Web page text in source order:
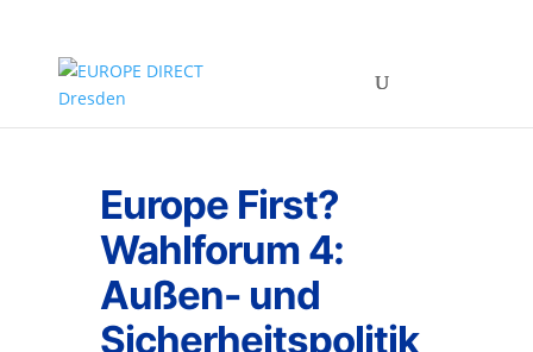
Europe First?
Wahlforum 4:
Außen- und
Sicherheitspolitik